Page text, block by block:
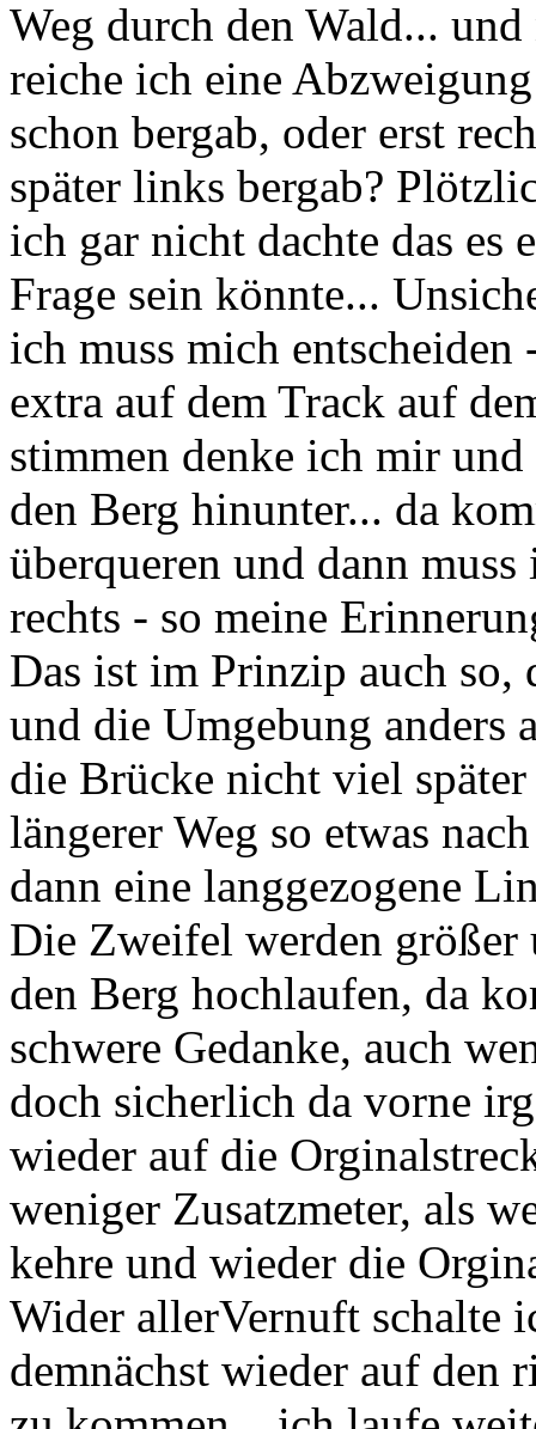
Weg durch den Wald...
reiche ich eine
schon bergab, oder erst
später links bergab?
ich gar nicht dachte das es
Frage sein könnte...
ich muss mich
extra auf dem Track auf
stimmen denke ich mir und
den Berg hinunter... da
überqueren und dann
rechts - so meine
Das ist im Prinzip auch
und die Umgebung anders
die Brücke nicht viel
längerer Weg so etwas
dann eine langgezogene
Die Zweifel werden
den Berg hochlaufen, da
schwere Gedanke, auch
doch sicherlich da vorne
wieder auf die
weniger Zusatzmeter, als
kehre und wieder die
Wider allerVernuft schalte
demnächst wieder auf den